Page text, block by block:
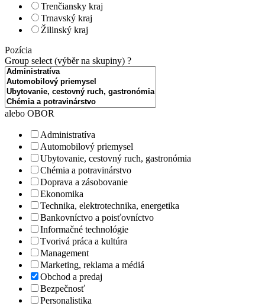
Trenčiansky kraj
Trnavský kraj
Žilinský kraj
Pozícia
Group select (výběr na skupiny) ?
alebo OBOR
Administratíva
Automobilový priemysel
Ubytovanie, cestovný ruch, gastronómia
Chémia a potravinárstvo
Doprava a zásobovanie
Ekonomika
Technika, elektrotechnika, energetika
Bankovníctvo a poisťovníctvo
Informačné technológie
Tvorivá práca a kultúra
Management
Marketing, reklama a médiá
Obchod a predaj
Bezpečnosť
Personalistika